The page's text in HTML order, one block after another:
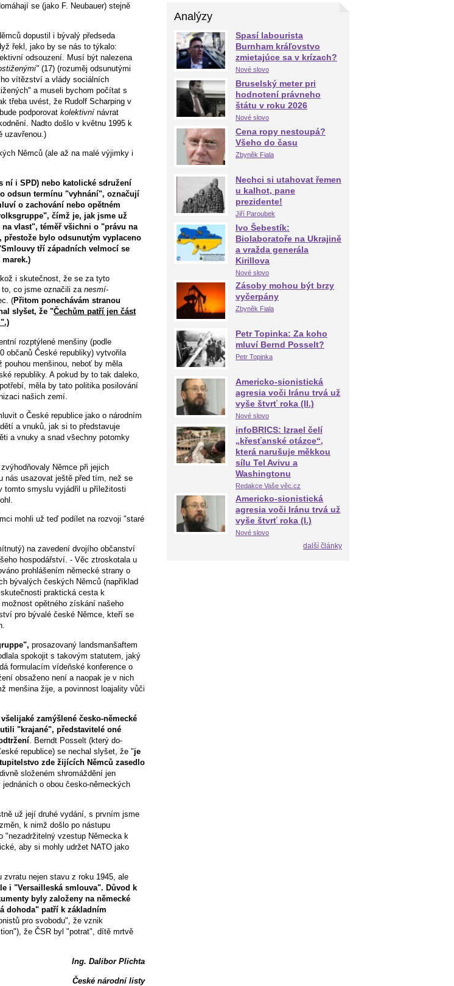
se (jako F. Neu­bauer) stejně
dopustil i bývalý předseda
řekl, jako by se nás to týkalo:
odsouzení. Musí být nalezena
(17) (rozuměj odsunutými
vítězství a vlády sociálních
a museli by­chom počítat s
třeba uvést, že Rudolf Scharping v
podporovat kolektivní návrat
Nadto došlo v květnu 1995 k
uzavřenou.)
Němců (ale až na malé výjimky i
ní i SPD) nebo katolické sdružení
odsun termínu "vyhnání", označují
o zachování nebo opětném
čímž je, jak jsme už
vlast", téměř všichni o "právu na
přestože bylo odsunutým vyplaceno
tří západních velmocí se
marek.)
i skutečnost, že se za tyto
co jsme označili za nesmí­
(Přitom ponechávám stra­nou
slyšet, že "Čechům patří jen část
rozptýlené menšiny (podle
občanů České republiky) vytvořila
menšinou, neboť by měla
republiky. A pokud by to tak daleko,
měla by tato politika posilování
našich zemí.
o České republice jako o národním
a vnuků, jak si to představuje
a vnuky a snad všechny potomky
Němce při jejich
nás usazovat ještě před tím, než se
tomto smyslu vyjádřil u příležitosti
mohli už teď podílet na rozvoji "staré
na zavedení dvojího ob­čanství
hospodářství. - Věc ztroskotala u
prohlášením německé strany o
bývalých českých Němců (například
praktická cesta k
opětného získání našeho
pro bývalé české Němce, kteří se
prosazovaný landsmanšaftem
spokojit s takovým statutem, jaký
formulacím vídeňské konference o
obsaženo není a naopak je v nich
menšina žije, a povinnost loajality vůči
zamýšlené česko-ně­mecké
"krajané", představitelé oné
. Berndt Posselt (který do­
republice) se nechal slyšet, že "je
zde žijících Němců zasedlo
složeném shromáždění jen
o obou česko-německých
už její druhé vydání, s prvním jsme
k nimž došlo po nástupu
"nezadržitelný vzestup Německa k
aby si mohly udržet NATO jako
nejen stavu z roku 1945, ale
i "Versailleská smlouva". Důvod k
byly založeny na německé
dohoda" patří k základním
pro svobodu", že vznik
že ČSR byl "potrat", dítě mrtvě
Ing. Dalibor Plichta
České národní listy
Analýzy
Spasí labourista
Burnham kráľovstvo
zmietajúce sa v krízach?
Nové slovo
Bruselský meter pri
hodnotení právneho
štátu v roku 2026
Nové slovo
Cena ropy nestoupá?
Všeho do času
Zbyněk Fiala
Nechci si utahovat řemen
u kalhot, pane
prezidente!
Jiří Paroubek
Ivo Šebestík:
Biolaboratoře na Ukrajině
a vražda generála
Kirillova
Nové slovo
Zásoby mohou být brzy
vyčerpány
Zbyněk Fiala
Petr Topinka: Za koho
mluví Bernd Posselt?
Petr Topinka
Americko-sionistická
agresia voči Iránu trvá už
vyše štvrť roka (II.)
Nové slovo
infoBRICS: Izrael čelí
„křesťanské otázce“,
která narušuje měkkou
sílu Tel Avivu a
Washingtonu
Redakce Vaše věc.cz
Americko-sionistická
agresia voči Iránu trvá už
vyše štvrť roka (I.)
Nové slovo
další články